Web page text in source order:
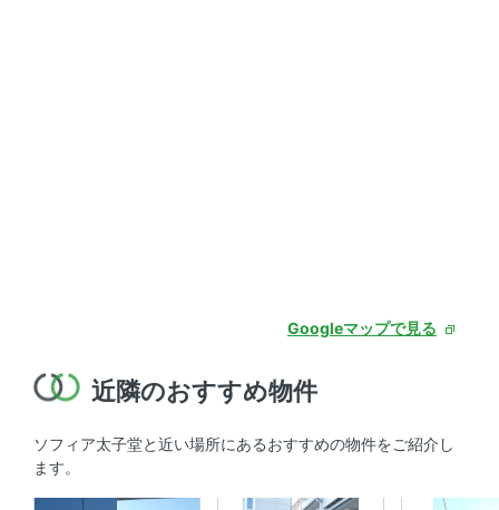
Googleマップで見る
近隣のおすすめ物件
ソフィア太子堂と近い場所にあるおすすめの物件をご紹介し
ます。